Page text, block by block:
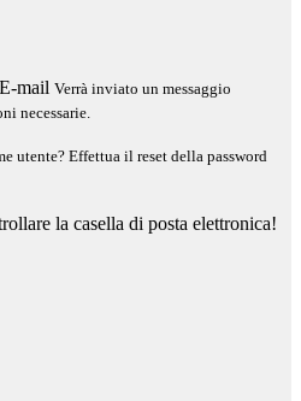
E-mail Verrà inviato un messaggio
necessarie.
utente? Effettua il reset della password
la casella di posta elettronica!